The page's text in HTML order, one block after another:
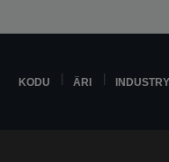
KODU ÄRI INDUSTRY